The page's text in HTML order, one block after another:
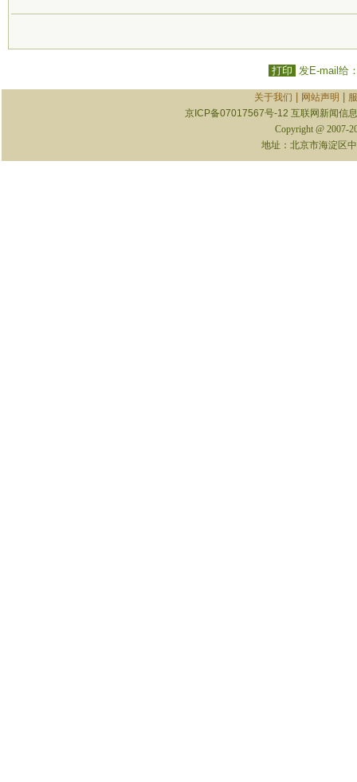
打印 发E-mail给
关于我们 网站声明
京ICP备07017567号-12 互联网新闻信
Copyright @ 2007-
地址：北京市海淀区